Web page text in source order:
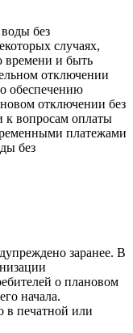
без
случаях,
времени и быть
отключении
обеспечению
отключении без
к вопросам оплаты
платежами
без
заранее. В
о плановом
начала.
в печатной или